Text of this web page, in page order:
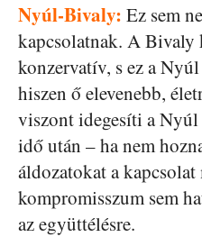
Nyúl-Bivaly: Ez sem
kapcsolatnak. A Bivaly
konzervatív, s ez a
hiszen ő elevenebb,
viszont idegesíti a
idő után – ha nem
áldozatokat a
kompromisszum sem
az együttélésre.